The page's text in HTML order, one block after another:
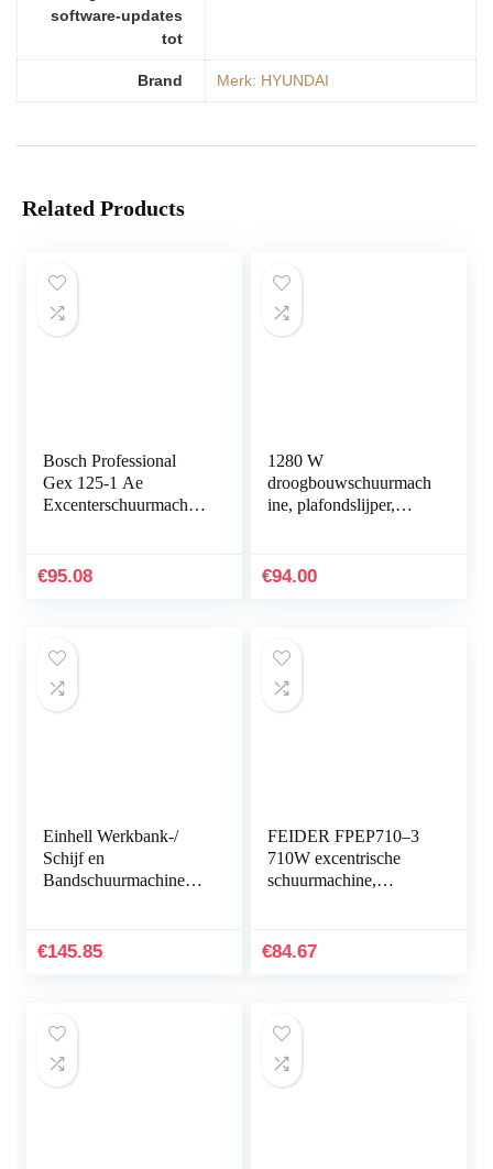
software-updates
tot
Brand Merk: HYUNDAI
Related Products
Bosch Professional
Gex 125-1 Ae
Excenterschuurmachin
€95.08
1280 W
droogbouwschuurmach
ine, plafondslijper,
wandschuurmachine,
€94.00
Einhell Werkbank-/
Schijf en
Bandschuurmachine
aluminium steuntafel…
€145.85
FEIDER FPEP710–3
710W excentrische
schuurmachine,
tpm, stationair
€84.67